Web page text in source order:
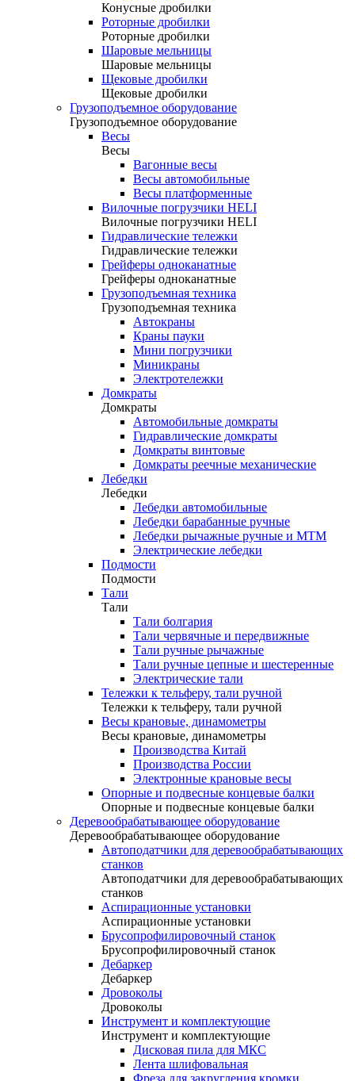
Конусные дробилки
Роторные дробилки
Роторные дробилки
Шаровые мельницы
Шаровые мельницы
Щековые дробилки
Щековые дробилки
Грузоподъемное оборудование
Грузоподъемное оборудование
Весы
Весы
Вагонные весы
Весы автомобильные
Весы платформенные
Вилочные погрузчики HELI
Вилочные погрузчики HELI
Гидравлические тележки
Гидравлические тележки
Грейферы одноканатные
Грейферы одноканатные
Грузоподъемная техника
Грузоподъемная техника
Автокраны
Краны пауки
Мини погрузчики
Миникраны
Электротележки
Домкраты
Домкраты
Автомобильные домкраты
Гидравлические домкраты
Домкраты винтовые
Домкраты реечные механические
Лебедки
Лебедки
Лебедки автомобильные
Лебедки барабанные ручные
Лебедки рычажные ручные и МТМ
Электрические лебедки
Подмости
Подмости
Тали
Тали
Тали болгария
Тали червячные и передвижные
Тали ручные рычажные
Тали ручные цепные и шестеренные
Электрические тали
Тележки к тельферу, тали ручной
Тележки к тельферу, тали ручной
Весы крановые, динамометры
Весы крановые, динамометры
Производства Китай
Производства России
Электронные крановые весы
Опорные и подвесные концевые балки
Опорные и подвесные концевые балки
Деревообрабатывающее оборудование
Деревообрабатывающее оборудование
Автоподатчики для деревообрабатывающих
станков
Автоподатчики для деревообрабатывающих
станков
Аспирационные установки
Аспирационные установки
Брусопрофилировочный станок
Брусопрофилировочный станок
Дебаркер
Дебаркер
Дровоколы
Дровоколы
Инструмент и комплектующие
Инструмент и комплектующие
Дисковая пила для МКС
Лента шлифовальная
Фреза для закругления кромки